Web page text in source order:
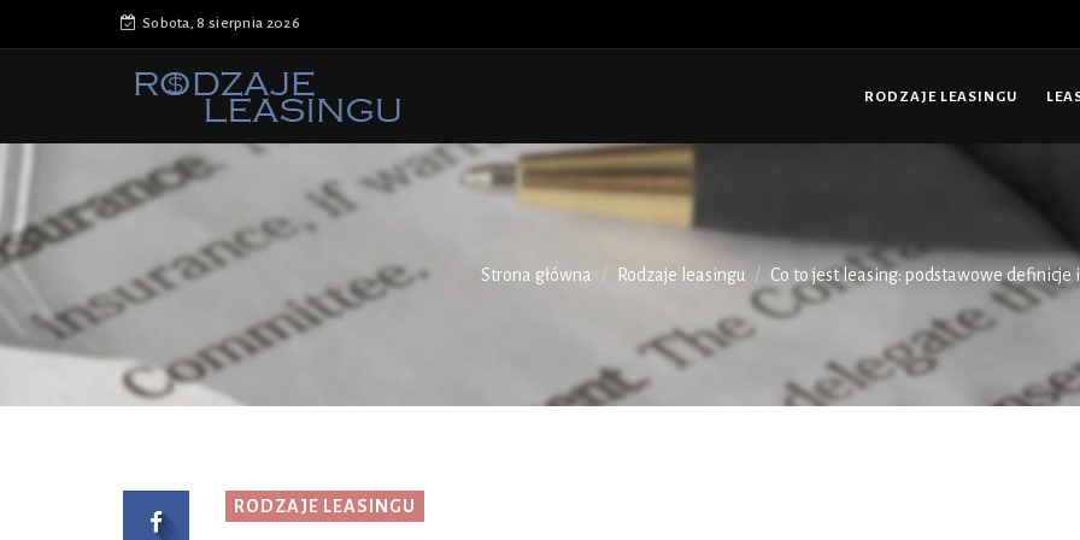
Sobota, 8 sierpnia 2026
RODZAJE LEASINGU
Strona główna Rodzaje leasingu Co to jest leasing: podstawowe definicje
RODZAJE LEASINGU